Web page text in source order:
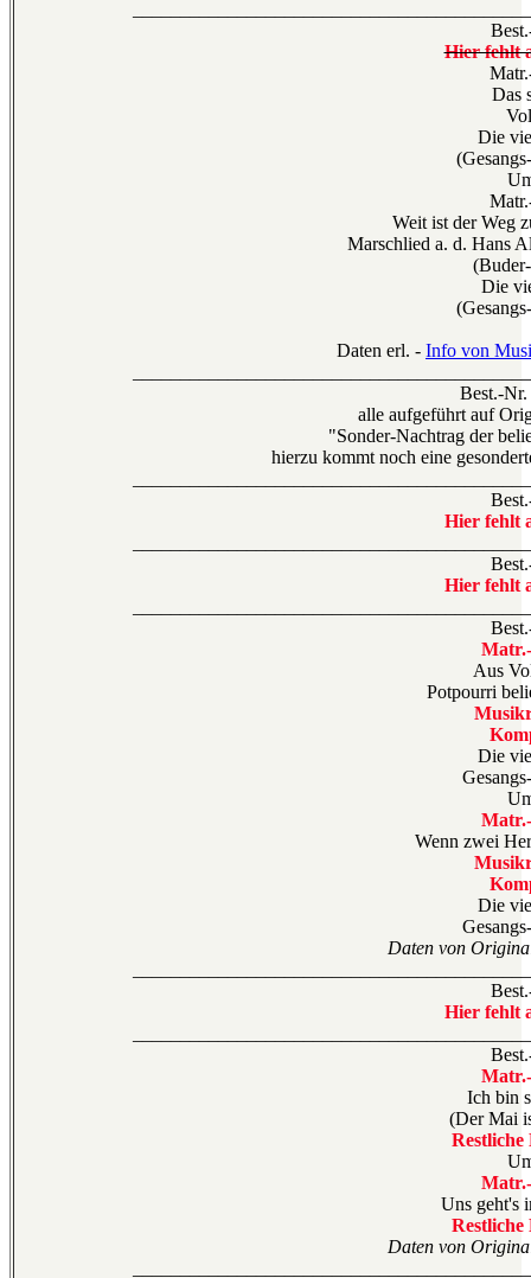
Hier fehlt
Das
Die
Weit ist der Weg
Marschlied a. d. Hans
Die
Daten erl. - Info von
Best.-Nr.
alle aufgeführt auf
"Sonder-Nachtrag der
hierzu kommt noch eine
Hier fehlt
Hier fehlt
Aus
Potpourri
Die
Wenn zwei
Die
Daten von
Hier fehlt
Ich bin
(Der Mai
Restliche
Uns geht's
Restliche
Daten von